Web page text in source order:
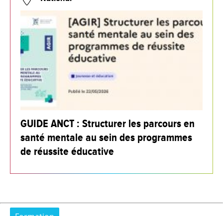
GUIDE ANCT : Structurer les parcours en
santé mentale au sein des programmes
de réussite éducative